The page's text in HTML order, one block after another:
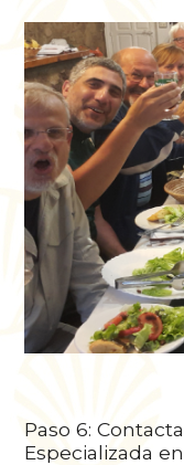
Paso 6:
Especializada